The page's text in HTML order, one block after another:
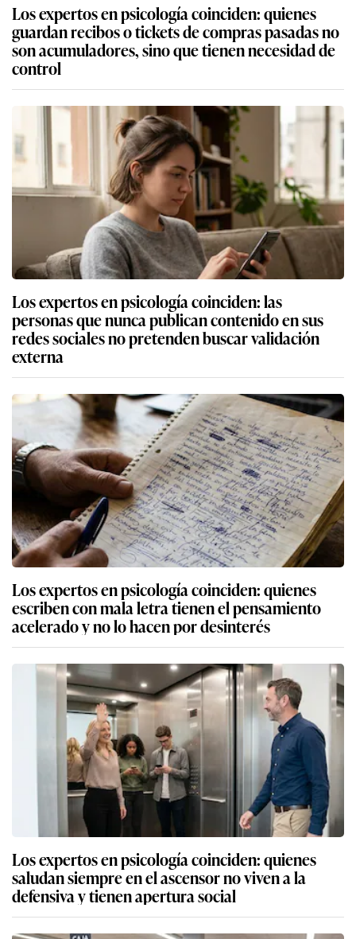
Los expertos en psicología coinciden: quienes
guardan recibos o tickets de compras pasadas no
son acumuladores, sino que tienen necesidad de
control
Los expertos en psicología coinciden: las
personas que nunca publican contenido en sus
redes sociales no pretenden buscar validación
externa
Los expertos en psicología coinciden: quienes
escriben con mala letra tienen el pensamiento
acelerado y no lo hacen por desinterés
Los expertos en psicología coinciden: quienes
saludan siempre en el ascensor no viven a la
defensiva y tienen apertura social